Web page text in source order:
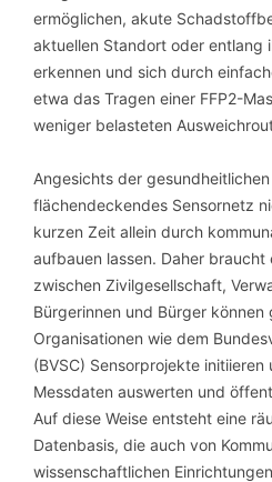
ermöglichen, akute
aktuellen Standort oder entlang
erkennen und sich durch
etwa das Tragen einer FFP2-
weniger belasteten
Angesichts der
flächendeckendes Sensornetz
kurzen Zeit allein durch
aufbauen lassen. Daher braucht
zwischen Zivilgesellschaft,
Bürgerinnen und Bürger können
Organisationen wie dem
(BVSC) Sensorprojekte
Messdaten auswerten und
Auf diese Weise entsteht eine
Datenbasis, die auch von
wissenschaftlichen